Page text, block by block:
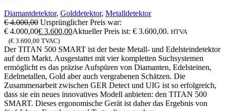
Diamantdetektor, Golddetektor, Metalldetektor
€4.000,00 Ursprünglicher Preis war:
€ 4.000,00€ 3.600,00Aktueller Preis ist: € 3.600,00. HTVA
(€ 3.600,00 TVAC)
Der TITAN 500 SMART ist der beste Metall- und Edelsteindetektor
auf dem Markt. Ausgestattet mit vier kompletten Suchsystemen
ermöglicht es das präzise Aufspüren von Diamanten, Edelsteinen,
Edelmetallen, Gold aber auch vergrabenen Schätzen. Die
Zusammenarbeit zwischen GER Detect und UIG ist so erfolgreich,
dass sie ein neues innovatives Modell anbieten: den TITAN 500
SMART. Dieses ergonomische Gerät ist daher das Ergebnis von